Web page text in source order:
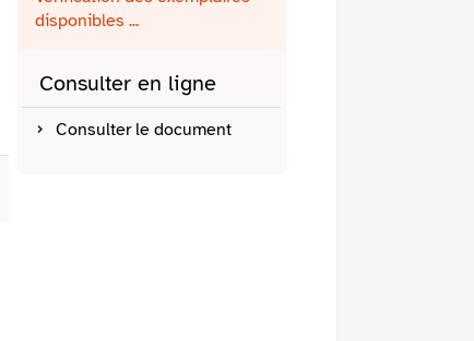
disponibles ...
Consulter en ligne
Consulter le document